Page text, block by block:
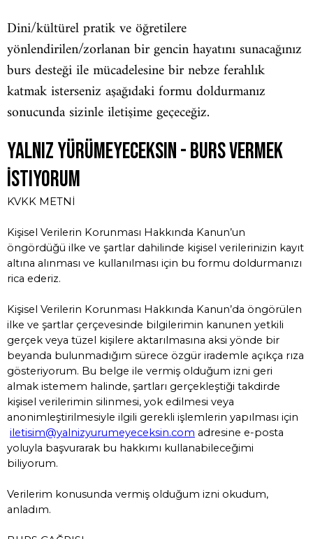
Dini/kültürel pratik ve öğretilere
yönlendirilen/zorlanan bir gencin hayatını sunacağınız
burs desteği ile mücadelesine bir nebze ferahlık
katmak isterseniz aşağıdaki formu doldurmanız
sonucunda sizinle iletişime geçeceğiz.